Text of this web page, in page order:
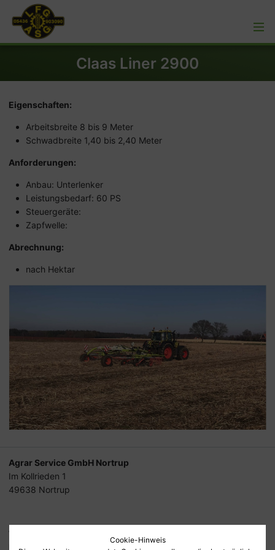
Claas Liner 2900
Eigenschaften:
Arbeitsbreite 8 bis 9 Meter
Schwadbreite 1,40 bis 2,40 Meter
Anforderungen:
Anbau: Unterlenker
Leistungsbedarf: 60 PS
Steuergeräte:
Zapfwelle:
Abrechnung:
nach Hektar
Agrar Service GmbH Nortrup
Im Kollrieden 1
49638 Nortrup
Tel.
Fax05436-90 30 918
Cookie-Hinweis